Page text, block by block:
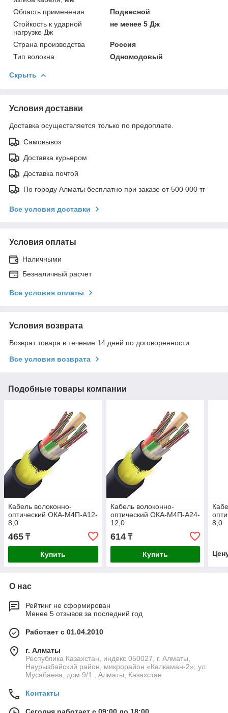
Область применения
Подвесной
Стойкость к ударной
нагрузке Дж
не менее 5 Дж
Страна производства
Россия
Тип волокна
Одномодовый
Скрыть
Условия доставки
Доставка осуществляется только по предоплате.
Самовывоз
Доставка курьером
Доставка почтой
По городу Алматы бесплатно при заказе от 500 000 тг
Все условия доставки
Условия оплаты
Наличными
Безналичный расчет
Все условия оплаты
Условия возврата
Возврат товара в течение 14 дней по договоренности
Все условия возврата
Подобные товары компании
Кабель волоконно-
оптический ОКА-М4П-А12-
8,0
465 ₸
Купить
Кабель волоконно-
оптический ОКА-М4П-А24-
12,0
614₸
Купить
8,0
О нас
Рейтинг не сформирован
Менее 5 отзывов за последний год
Работает с 01.04.2010
г. Алматы
Республика Казахстан, индекс 050027, г. Алматы,
Наурызбайский район, микрорайон «Калкаман-2», ул.
Мусабаева, дом 9/1., Алматы, Казахстан
Контакты